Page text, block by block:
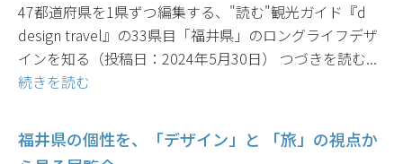
47都道府県を1県ずつ編集する、"読む"観光ガイド『d
design travel』の33県目「福井県」のロングライフデザ
インを知る（投稿日：2024年5月30日） つづきを読む...
続きを読む
福井県の個性を、「デザイン」と 「旅」の視点か